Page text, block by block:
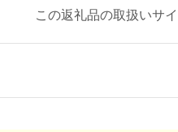
この返礼品の取扱いサイ